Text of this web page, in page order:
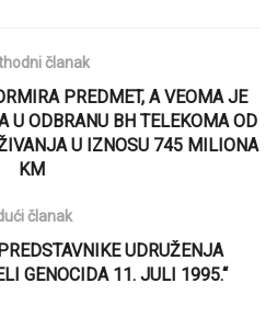
članak
PREDMET, A VEOMA JE
U ODBRANU BH TELEKOMA OD
U IZNOSU 745 MILIONA
KM
članak
UDRUŽENJA
GENOCIDA 11. JULI 1995.“